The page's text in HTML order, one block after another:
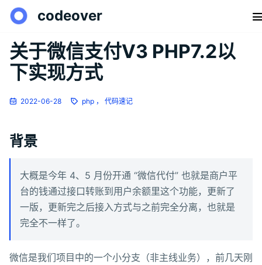
codeover
关于微信支付V3 PHP7.2以
下实现方式
2022-06-28 php ， 代码速记
背景
大概是今年 4、5 月份开通 “微信代付” 也就是商户平
台的钱通过接口转账到用户余额里这个功能，更新了
一版，更新完之后接入方式与之前完全分离，也就是
完全不一样了。
微信是我们项目中的一个小分支（非主线业务），前几天刚